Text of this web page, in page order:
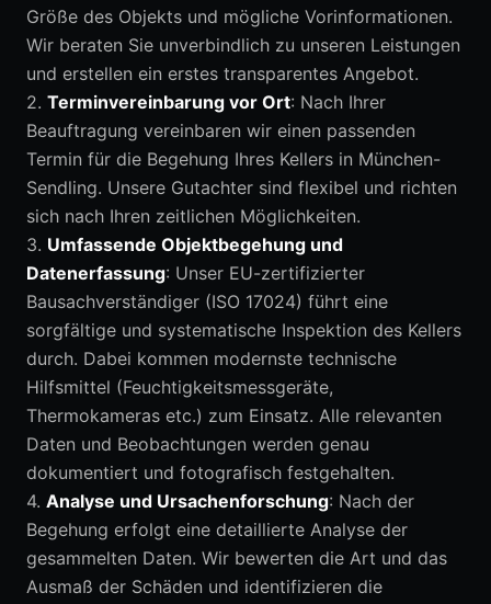
Größe des Objekts und mögliche Vorinformationen.
Wir beraten Sie unverbindlich zu unseren Leistungen
und erstellen ein erstes transparentes Angebot.
2. Terminvereinbarung vor Ort: Nach Ihrer
Beauftragung vereinbaren wir einen passenden
Termin für die Begehung Ihres Kellers in München-
Sendling. Unsere Gutachter sind flexibel und richten
sich nach Ihren zeitlichen Möglichkeiten.
3. Umfassende Objektbegehung und
Datenerfassung: Unser EU-zertifizierter
Bausachverständiger (ISO 17024) führt eine
sorgfältige und systematische Inspektion des Kellers
durch. Dabei kommen modernste technische
Hilfsmittel (Feuchtigkeitsmessgeräte,
Thermokameras etc.) zum Einsatz. Alle relevanten
Daten und Beobachtungen werden genau
dokumentiert und fotografisch festgehalten.
4. Analyse und Ursachenforschung: Nach der
Begehung erfolgt eine detaillierte Analyse der
gesammelten Daten. Wir bewerten die Art und das
Ausmaß der Schäden und identifizieren die